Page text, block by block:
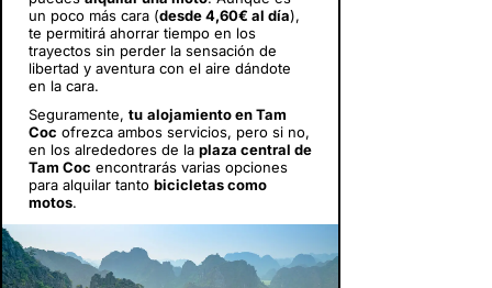
un poco más cara (desde 4,60€ al día),
te permitirá ahorrar tiempo en los
trayectos sin perder la sensación de
libertad y aventura con el aire dándote
en la cara.
Seguramente, tu alojamiento en Tam
Coc ofrezca ambos servicios, pero si no,
en los alrededores de la plaza central de
Tam Coc encontrarás varias opciones
para alquilar tanto bicicletas como
motos.